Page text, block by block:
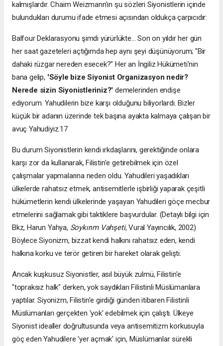
kalmışlardır. Chaim Weizmann'ın şu sözleri Siyonistlerin içinde
bulundukları durumu ifade etmesi açısından oldukça çarpıcıdır:
Balfour Deklarasyonu şimdi yürürlükte... Son on yıldır her gün
her saat gazeteleri açtığımda hep aynı şeyi düşünüyorum; "Bir
dahaki rüzgar nereden esecek?" Her an İngiliz Hükümeti'nin
bana gelip, 'Söyle bize Siyonist Organizasyon nedir?
Nerede sizin Siyonistleriniz?'demelerinden endişe
ediyorum. Yahudilerin bize karşı olduğunu biliyorlardı. Bizler
küçük bir adanın üzerinde tek başına ayakta kalmaya çalışan bir
avuç Yahudiyiz.17
Bu durum Siyonistlerin kendi ırkdaşlarını, gerektiğinde onlara
karşı zor da kullanarak, Filistin'e getirebilmek için özel
çalışmalar yapmalarına neden oldu. Yahudileri yaşadıkları
ülkelerde rahatsız etmek, antisemitlerle işbirliği yaparak çeşitli
hükümetlerin kendi ülkelerinde yaşayan Yahudileri göçe mecbur
etmelerini sağlamak gibi taktiklere başvurdular. (Detaylı bilgi için
Bkz, Harun Yahya, Soykırım Vahşeti, Vural Yayıncılık, 2002)
Böylece Siyonizm, bizzat kendi halkını rahatsız eden, kendi
halkına korku ve terör getiren bir hareket olarak gelişti.
Ancak kuşkusuz Siyonistler, asıl büyük zulmü, Filistin'e
"topraksız halk" derken, yok saydıkları Filistinli Müslümanlara
yaptılar. Siyonizm, Filistin'e girdiği günden itibaren Filistinli
Müslümanları gerçekten 'yok' edebilmek için çalıştı. Ülkeye
Siyonist idealler doğrultusunda veya antisemitizm korkusuyla
göç eden Yahudilere 'yer açmak' için, Müslümanlar sürekli